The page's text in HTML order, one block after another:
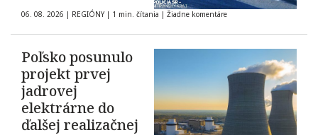
06. 08. 2026 | REGIÓNY | 1 min. čítania | Žiadne komentáre
Poľsko posunulo
projekt prvej
jadrovej
elektrárne do
ďalšej realizačnej